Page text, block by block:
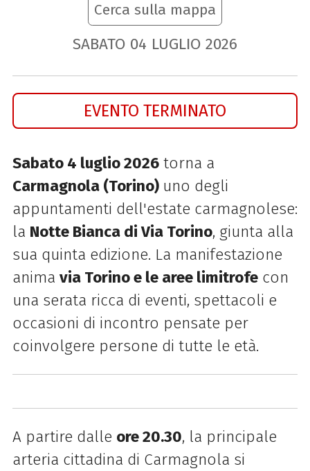
Cerca sulla mappa
SABATO 04 LUGLIO 2026
EVENTO TERMINATO
Sabato 4 luglio 2026torna a
Carmagnola (Torino) uno degli
appuntamenti dell'estate carmagnolese:
la Notte Bianca di Via Torino, giunta alla
sua quinta edizione. La manifestazione
anima via Torino e le aree limitrofecon
una serata ricca di eventi, spettacoli e
occasioni di incontro pensate per
coinvolgere persone di tutte le età.
A partire dalle ore 20.30, la principale
arteria cittadina di Carmagnola si